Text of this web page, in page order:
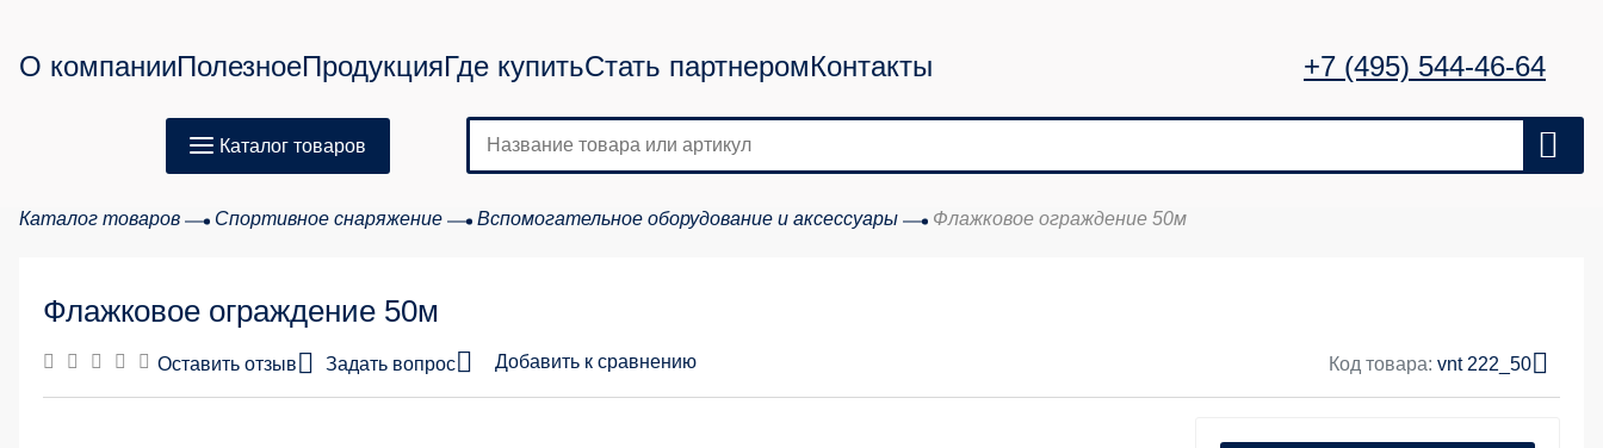
О компанииПолезноеПродукцияГде купитьСтать партнеромКонтакты +7 (495) 544-46-64
Каталог товаров
Каталог товаров Спортивное снаряжение Вспомогательное оборудование и аксессуары Флажковое ограждение 50м
Флажковое ограждение 50м
Оставить отзыв Задать вопрос Добавить к сравнению Код товара: vnt 222_50